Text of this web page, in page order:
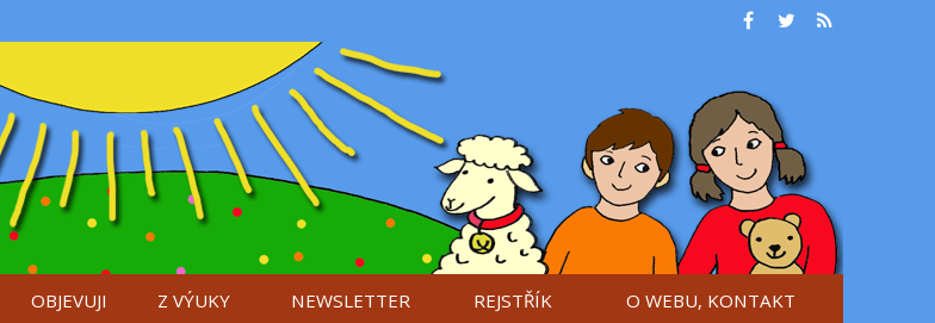
OBJEVUJI Z VÝUKY NEWSLETTER REJSTŘÍK O WEBU, KONTAKT